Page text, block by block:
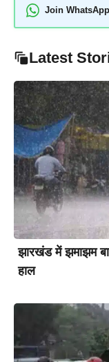
Join WhatsApp
Latest
झारखंड में झमाझम
हाल